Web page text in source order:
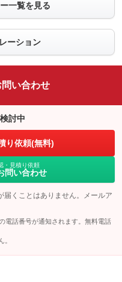
一覧を見る
ーション
い合わせ
討中
り依頼(無料)
・見積り依頼
問い合わせ
届くことはありません。メールア
電話番号が通知されます。無料電話
。